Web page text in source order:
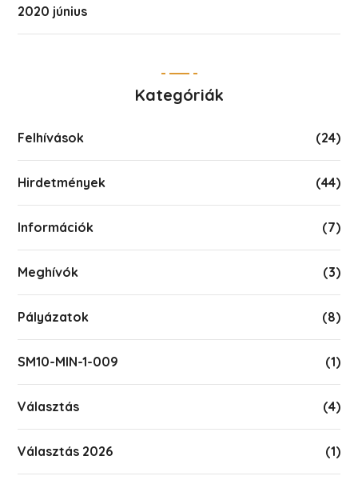
2020 június
Kategóriák
Felhívások (24)
Hirdetmények (44)
Információk (7)
Meghívók (3)
Pályázatok (8)
SM10-MIN-1-009 (1)
Választás (4)
Választás 2026 (1)